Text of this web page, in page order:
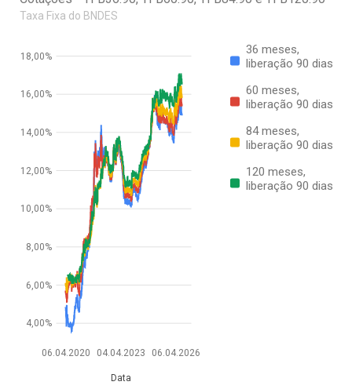
Taxa Fixa do BNDES
36 meses,
liberação 90 dias
60 meses,
liberação 90 dias
84 meses,
liberação 90 dias
120 meses,
liberação 90 dias
06.04.2020 04.04.2023 06.04.2026
Data
4,00%
6,00%
8,00%
10,00%
12,00%
14,00%
16,00%
18,00%